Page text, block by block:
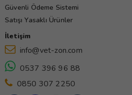
Güvenli Ödeme Sistemi
Satışı Yasaklı Ürünler
İletişim
info@vet-zon.com
0537 396 96 88
0850 307 2250